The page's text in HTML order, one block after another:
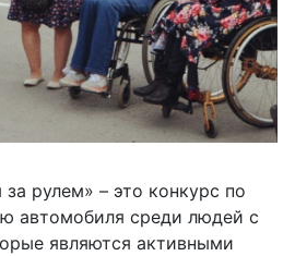
рулем» – это конкурс по
автомобиля среди людей с
являются активными